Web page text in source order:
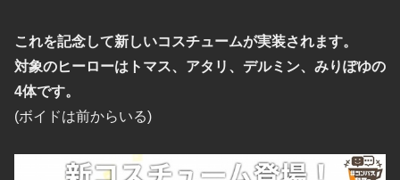
これを記念して新しいコスチュームが実装されます。
対象のヒーローはトマス、アタリ、デルミン、みりぽゆの
4体です。
(ボイドは前からいる)